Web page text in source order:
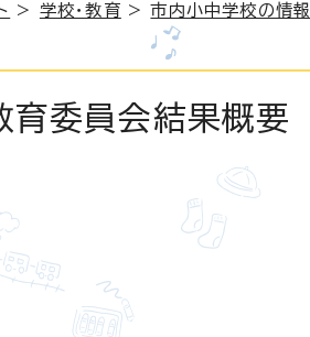
> 学校・教育 >市内小中学校の情報
委員会結果概要